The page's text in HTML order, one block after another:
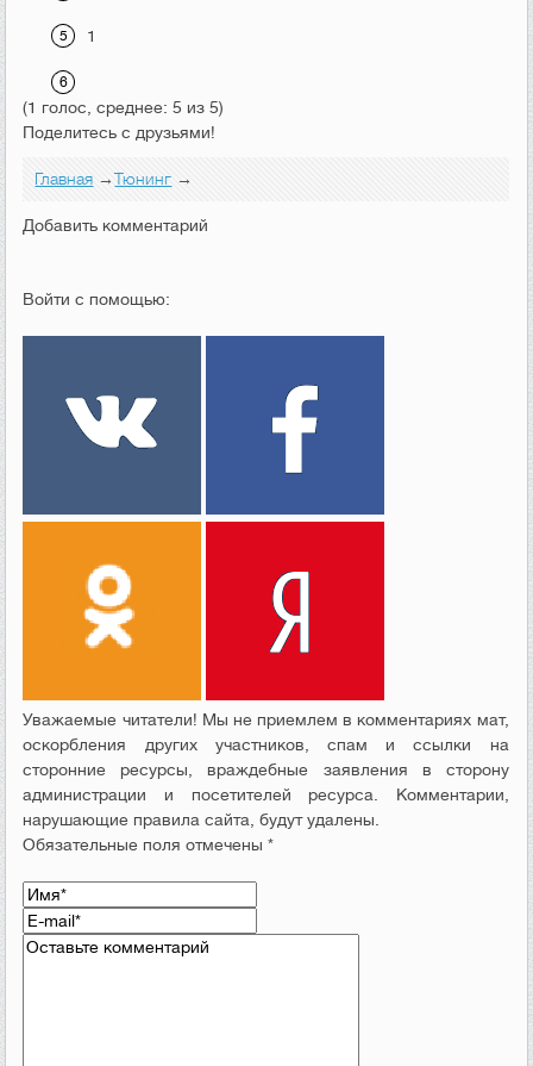
1
(1 голос, среднее: 5 из 5)
Поделитесь с друзьями!
Главная →Тюнинг →
Добавить комментарий
Войти с помощью:
Уважаемые читатели! Мы не приемлем в комментариях мат,
оскорбления других участников, спам и ссылки на
сторонние ресурсы, враждебные заявления в сторону
администрации и посетителей ресурса. Комментарии,
нарушающие правила сайта, будут удалены.
Обязательные поля отмечены *